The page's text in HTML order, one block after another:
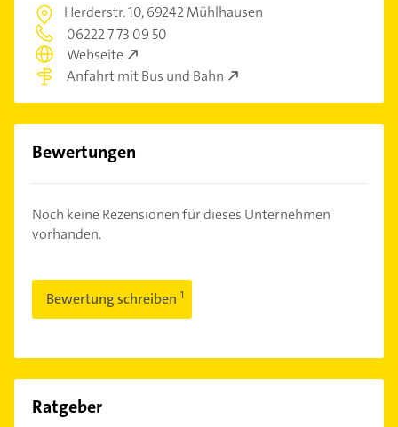
Herderstr. 10,69242 Mühlhausen
06222 7 73 09 50
Webseite
Anfahrt mit Bus und Bahn
Bewertungen
Noch keine Rezensionen für dieses Unternehmen
vorhanden.
Bewertung schreiben
Ratgeber